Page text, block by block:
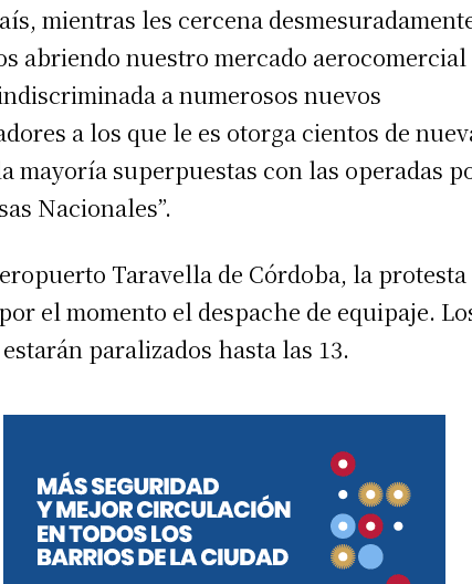
mientras les cercena
abriendo nuestro mercado aerocomercial
a numerosos nuevos
a los que le es otorga cientos de
mayoría superpuestas con las operadas
Nacionales”.
Taravella de Córdoba, la protesta
el momento el despache de equipaje.
paralizados hasta las 13.